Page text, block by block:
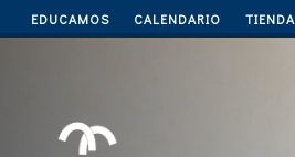
EDUCAMOS CALENDARIO TIENDA